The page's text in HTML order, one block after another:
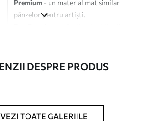
Premium - un material mat similar
pânzelor pentru artiști.
Puteți adăuga un strat de lac.
DESPRE PRODUS
VEZI TOATE GALERIILE